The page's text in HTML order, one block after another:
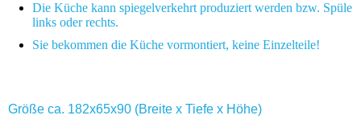
Die Küche kann spiegelverkehrt produziert werden bzw. Spüle
links oder rechts.
Sie bekommen die Küche vormontiert, keine Einzelteile!
Größe ca. 182x65x90 (Breite x Tiefe x Höhe)